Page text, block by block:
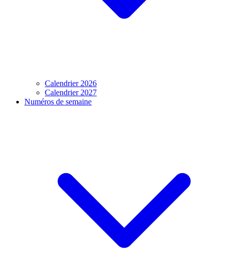
Calendrier 2026
Calendrier 2027
Numéros de semaine